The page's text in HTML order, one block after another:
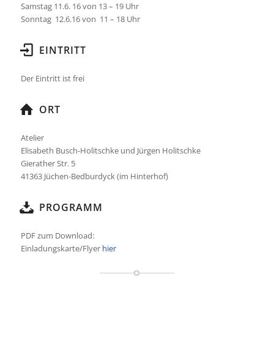
Samstag 11.6. 16 von 13 – 19 Uhr
Sonntag 12.6.16 von 11 – 18 Uhr
EINTRITT
Der Eintritt ist frei
ORT
Atelier
Elisabeth Busch-Holitschke und Jürgen Holitschke
Gierather Str. 5
41363 Jüchen-Bedburdyck (im Hinterhof)
PROGRAMM
PDF zum Download:
Einladungskarte/Flyer hier